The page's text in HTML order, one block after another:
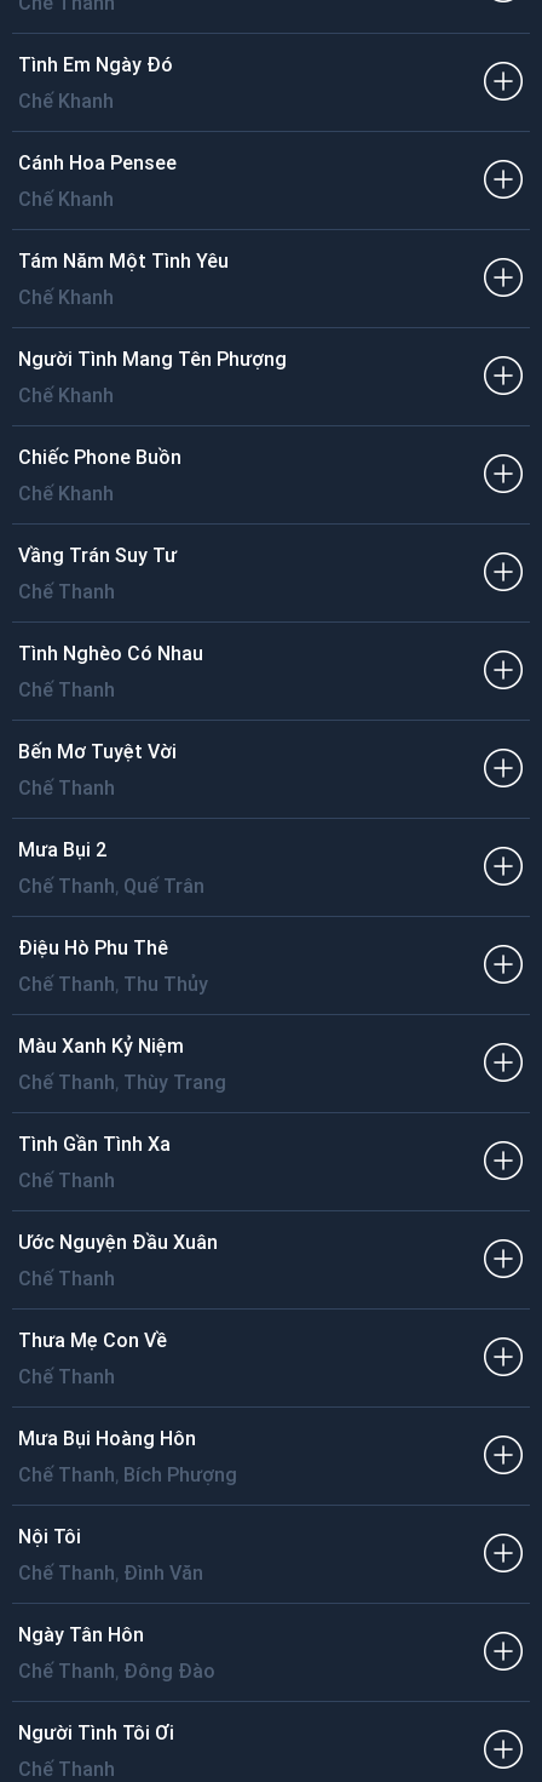
Tình Em Ngày Đó
Chế Khanh
Cánh Hoa Pensee
Chế Khanh
Tám Năm Một Tình Yêu
Chế Khanh
Người Tình Mang Tên Phượng
Chế Khanh
Chiếc Phone Buồn
Chế Khanh
Vầng Trán Suy Tư
Chế Thanh
Tình Nghèo Có Nhau
Chế Thanh
Bến Mơ Tuyệt Vời
Chế Thanh
Mưa Bụi 2
Chế Thanh, Quế Trân
Điệu Hò Phu Thê
Chế Thanh, Thu Thủy
Màu Xanh Kỷ Niệm
Chế Thanh, Thùy Trang
Tình Gần Tình Xa
Chế Thanh
Ước Nguyện Đầu Xuân
Chế Thanh
Thưa Mẹ Con Về
Chế Thanh
Mưa Bụi Hoàng Hôn
Chế Thanh, Bích Phượng
Nội Tôi
Chế Thanh, Đình Văn
Ngày Tân Hôn
Chế Thanh, Đông Đào
Người Tình Tôi Ơi
Chế Thanh